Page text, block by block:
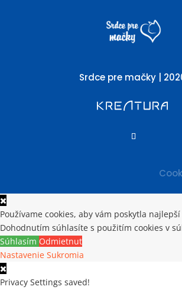
Srdce pre mačky |
Používame cookies, aby vám poskytla
Dohodnutím súhlasíte s použitím cookies v
Súhlasím Odmietnuť
Nastavenie Sukromia
Privacy Settings saved!